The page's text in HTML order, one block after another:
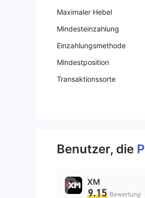
Maximaler Hebel
Mindesteinzahlung
Einzahlungsmethode
Mindestposition
Transaktionssorte
Benutzer, die
XM
9.15 Bewertung